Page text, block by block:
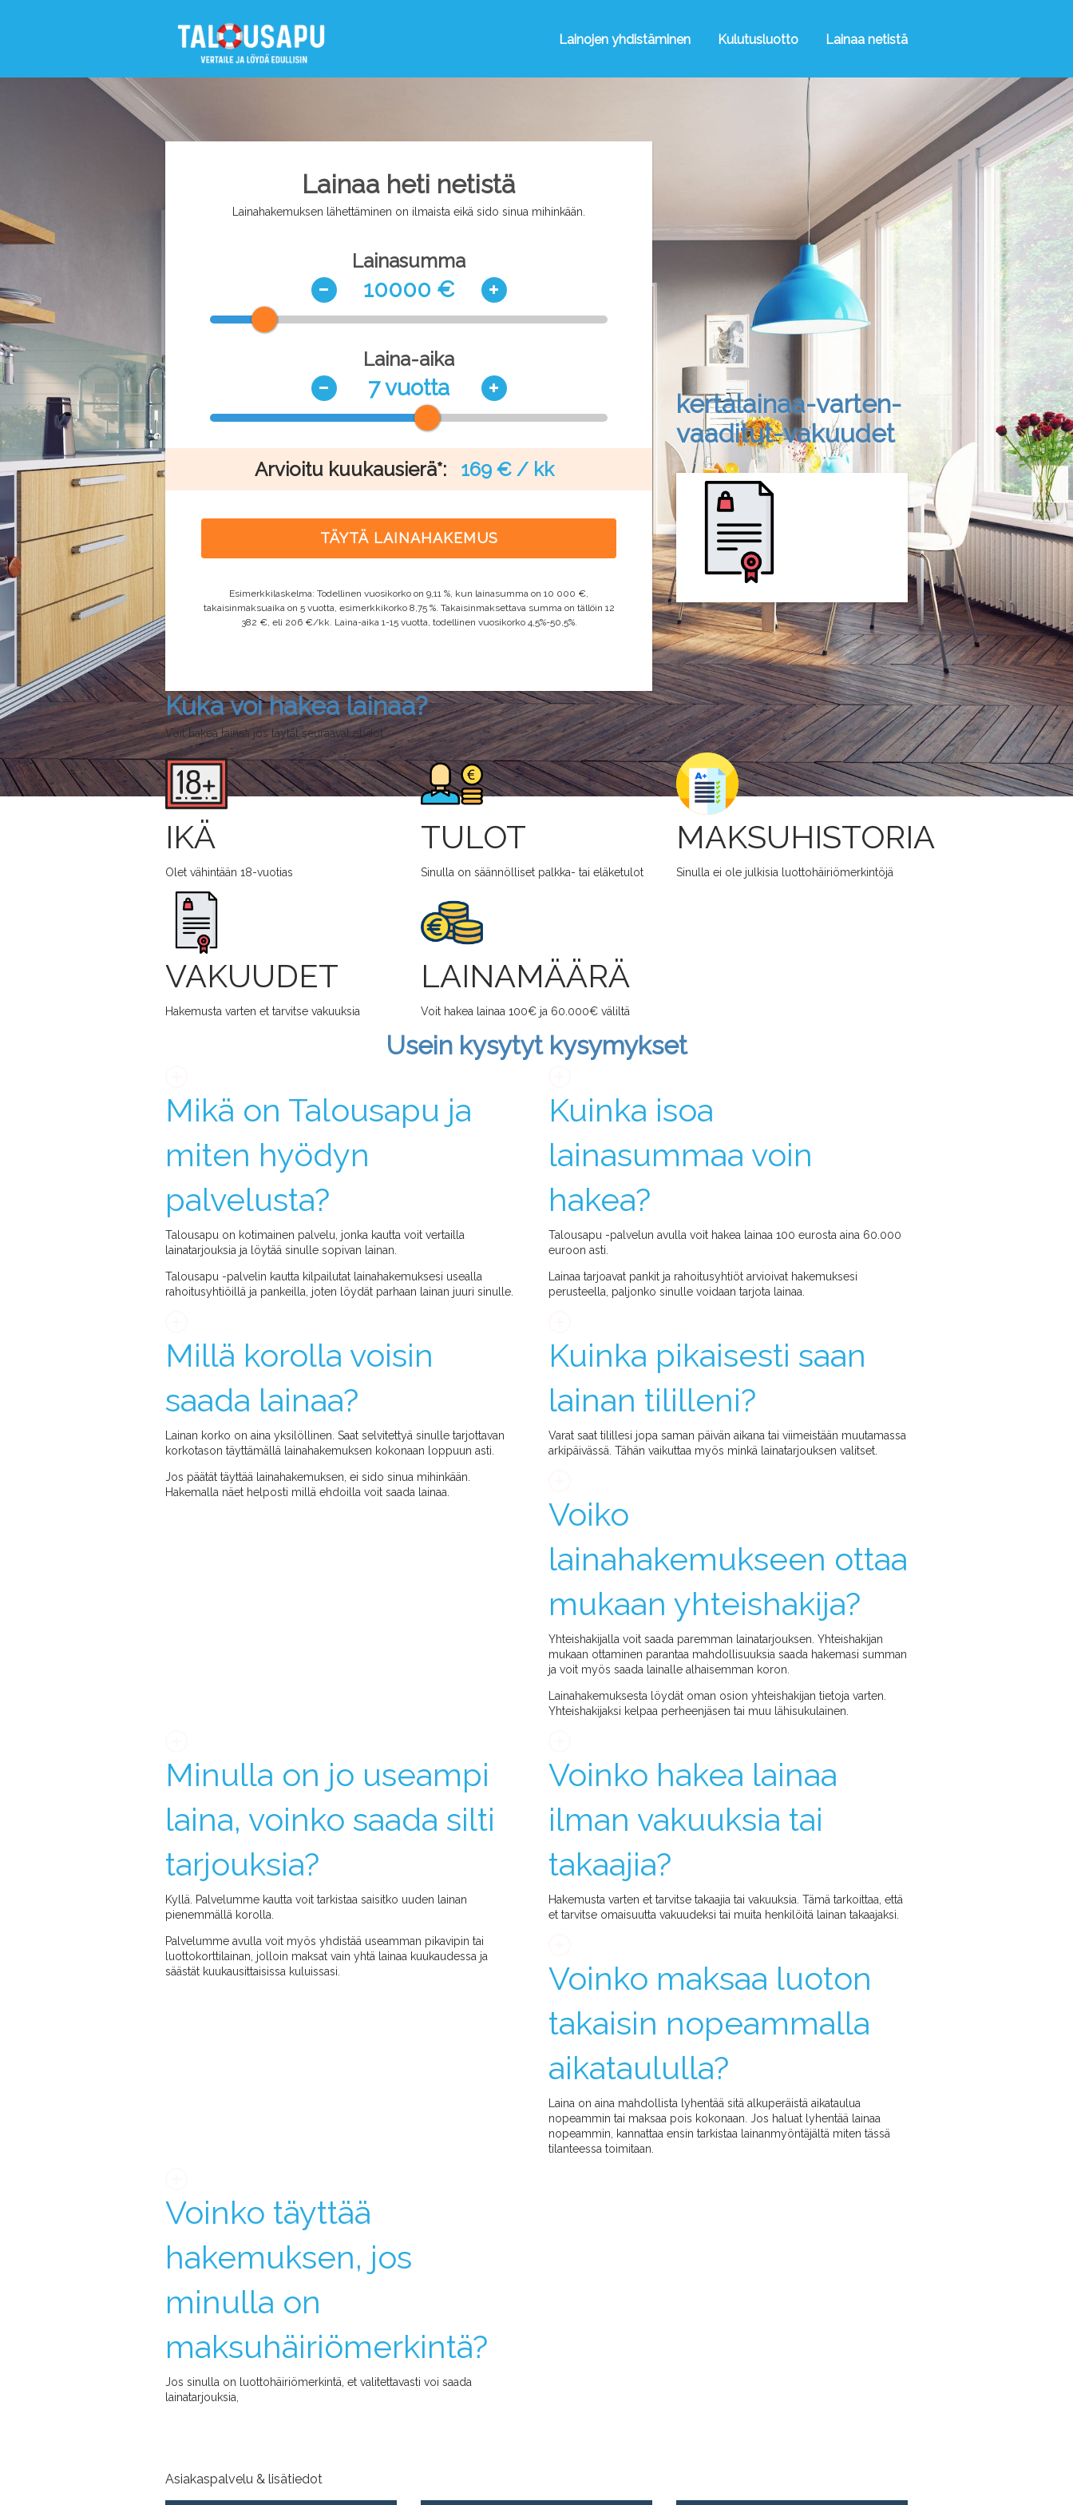
Lainojen yhdistäminen Kulutusluotto Lainaa netistä
Lainaa heti netistä
Lainahakemuksen lähettäminen on ilmaista eikä sido sinua mihinkään.
Lainasumma
10000 €
Laina-aika
7 vuotta
Arvioitu kuukausierä*: 169 € / kk
TÄYTÄ LAINAHAKEMUS
Esimerkkilaskelma: Todellinen vuosikorko on 9,11 %, kun lainasumma on 10 000 €,
takaisinmaksuaika on 5 vuotta, esimerkkikorko 8,75 %. Takaisinmaksettava summa on tällöin 12
382 €, eli 206 €/kk. Laina-aika 1-15 vuotta, todellinen vuosikorko 4,5%-50,5%.
kertalainaa-varten-
vaaditut-vakuudet
Kuka voi hakea lainaa?
Voit hakea lainaa jos täytät seuraavat ehdot:
IKÄ
Olet vähintään 18-vuotias
TULOT
Sinulla on säännölliset palkka- tai eläketulot
MAKSUHISTORIA
Sinulla ei ole julkisia luottohäiriömerkintöjä
VAKUUDET
Hakemusta varten et tarvitse vakuuksia
LAINAMÄÄRÄ
Voit hakea lainaa 100€ ja 60.000€ väliltä
Usein kysytyt kysymykset
Mikä on Talousapu ja
miten hyödyn
palvelusta?
Talousapu on kotimainen palvelu, jonka kautta voit vertailla
lainatarjouksia ja löytää sinulle sopivan lainan.
Talousapu -palvelin kautta kilpailutat lainahakemuksesi usealla
rahoitusyhtiöillä ja pankeilla, joten löydät parhaan lainan juuri sinulle.
Kuinka isoa
lainasummaa voin
hakea?
Talousapu -palvelun avulla voit hakea lainaa 100 eurosta aina 60.000
euroon asti.
Lainaa tarjoavat pankit ja rahoitusyhtiöt arvioivat hakemuksesi
perusteella, paljonko sinulle voidaan tarjota lainaa.
Millä korolla voisin
saada lainaa?
Lainan korko on aina yksilöllinen. Saat selvitettyä sinulle tarjottavan
korkotason täyttämällä lainahakemuksen kokonaan loppuun asti.
Jos päätät täyttää lainahakemuksen, ei sido sinua mihinkään.
Hakemalla näet helposti millä ehdoilla voit saada lainaa.
Kuinka pikaisesti saan
lainan tililleni?
Varat saat tilillesi jopa saman päivän aikana tai viimeistään muutamassa
arkipäivässä. Tähän vaikuttaa myös minkä lainatarjouksen valitset.
Voiko
lainahakemukseen ottaa
mukaan yhteishakija?
Yhteishakijalla voit saada paremman lainatarjouksen. Yhteishakijan
mukaan ottaminen parantaa mahdollisuuksia saada hakemasi summan
ja voit myös saada lainalle alhaisemman koron.
Lainahakemuksesta löydät oman osion yhteishakijan tietoja varten.
Yhteishakijaksi kelpaa perheenjäsen tai muu lähisukulainen.
Minulla on jo useampi
laina, voinko saada silti
tarjouksia?
Kyllä. Palvelumme kautta voit tarkistaa saisitko uuden lainan
pienemmällä korolla.
Palvelumme avulla voit myös yhdistää useamman pikavipin tai
luottokorttilainan, jolloin maksat vain yhtä lainaa kuukaudessa ja
säästät kuukausittaisissa kuluissasi.
Voinko hakea lainaa
ilman vakuuksia tai
takaajia?
Hakemusta varten et tarvitse takaajia tai vakuuksia. Tämä tarkoittaa, että
et tarvitse omaisuutta vakuudeksi tai muita henkilöitä lainan takaajaksi.
Voinko maksaa luoton
takaisin nopeammalla
aikataululla?
Laina on aina mahdollista lyhentää sitä alkuperäistä aikataulua
nopeammin tai maksaa pois kokonaan. Jos haluat lyhentää lainaa
nopeammin, kannattaa ensin tarkistaa lainanmyöntäjältä miten tässä
tilanteessa toimitaan.
Voinko täyttää
hakemuksen, jos
minulla on
maksuhäiriömerkintä?
Jos sinulla on luottohäiriömerkintä, et valitettavasti voi saada
lainatarjouksia,
Asiakaspalvelu & lisätiedot